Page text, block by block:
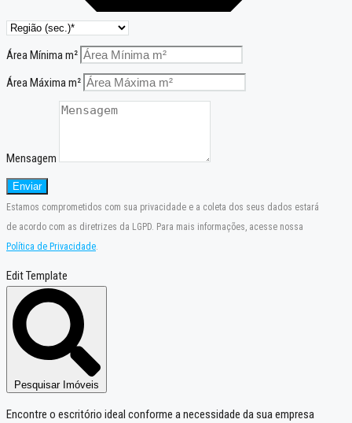
Área Mínima m²
Área Máxima m²
Mensagem
Enviar
Estamos comprometidos com sua privacidade e a coleta dos seus dados estará
de acordo com as diretrizes da LGPD. Para mais informações, acesse nossa
Política de Privacidade.
Edit Template
Pesquisar Imóveis
Encontre o escritório ideal conforme a necessidade da sua empresa